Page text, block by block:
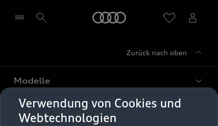
Zurück nach oben
Modelle
Alle Modelle
Kaufen & leasen
Verwendung von Cookies und
Webtechnologien